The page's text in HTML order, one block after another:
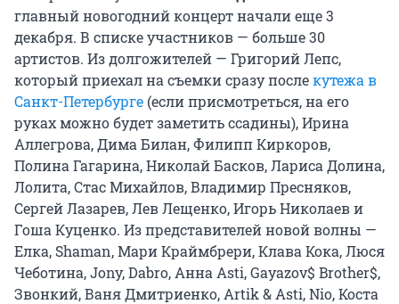
главный новогодний концерт начали еще 3
декабря. В списке участников — больше 30
артистов. Из долгожителей — Григорий Лепс,
который приехал на съемки сразу послекутежа в
Санкт-Петербурге (если присмотреться, на его
руках можно будет заметить ссадины), Ирина
Аллегрова, Дима Билан, Филипп Киркоров,
Полина Гагарина, Николай Басков, Лариса Долина,
Лолита, Стас Михайлов, Владимир Пресняков,
Сергей Лазарев, Лев Лещенко, Игорь Николаев и
Гоша Куценко. Из представителей новой волны —
Елка, Shaman, Мари Краймбрери, Клава Кока, Люся
Чеботина, Jony, Dabro, Анна Asti, Gayazov$ Brother$,
Звонкий, Ваня Дмитриенко, Artik & Asti, Nio, Коста